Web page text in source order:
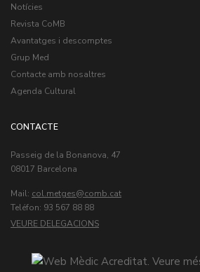
Notícies
Revista CoMB
Avantatges i descomptes
Grup Med
Contacte amb nosaltres
Agenda Cultural
CONTACTE
Passeig de la Bonanova, 47
08017 Barcelona
Mail: col.metges
Teléfon: 93 567 88 88
VEURE DELEGACIONS